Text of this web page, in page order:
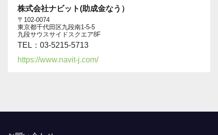
株式会社ナビット(助成金なう）
〒102-0074
東京都千代田区九段南1-5-5
九段サウスサイドスクエア8F
TEL：03-5215-5713
https://www.navit-j.com/